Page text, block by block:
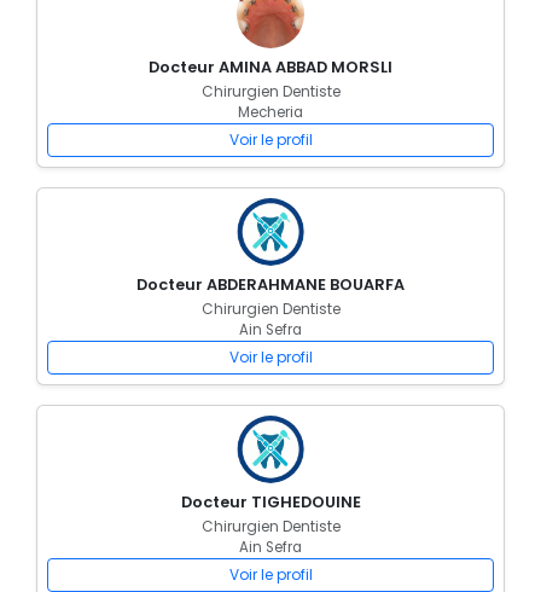
Docteur AMINA ABBAD MORSLI
Chirurgien Dentiste
Mecheria
Voir le profil
Docteur ABDERAHMANE BOUARFA
Chirurgien Dentiste
Ain Sefra
Voir le profil
Docteur TIGHEDOUINE
Chirurgien Dentiste
Ain Sefra
Voir le profil